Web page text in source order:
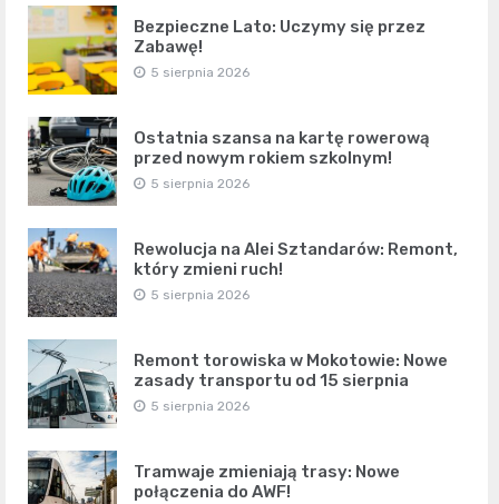
Bezpieczne Lato: Uczymy się przez
Zabawę!
5 sierpnia 2026
Ostatnia szansa na kartę rowerową
przed nowym rokiem szkolnym!
5 sierpnia 2026
Rewolucja na Alei Sztandarów: Remont,
który zmieni ruch!
5 sierpnia 2026
Remont torowiska w Mokotowie: Nowe
zasady transportu od 15 sierpnia
5 sierpnia 2026
Tramwaje zmieniają trasy: Nowe
połączenia do AWF!